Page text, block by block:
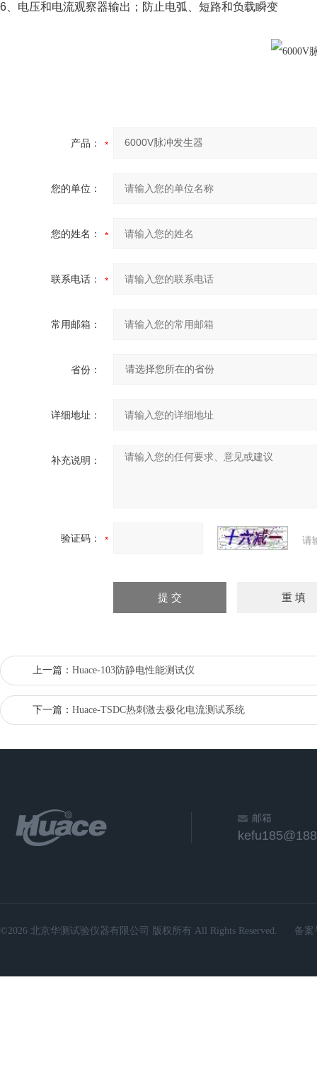
6、电压和电流观察器输出；防止电弧、短路和负载瞬变
产品：
您的单位：
您的姓名：
联系电话：
常用邮箱：
省份：
详细地址：
补充说明：
验证码： 请
上一篇： Huace-103防静电性能测试仪
下一篇： Huace-TSDC热刺激去极化电流测试系统
邮箱
©2026 北京华测试验仪器有限公司 版权所有 All Rights Reserved. 备案